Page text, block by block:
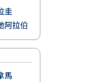
圭
阿拉伯
馬